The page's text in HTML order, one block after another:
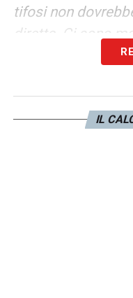
tifosi non
diretta. Ci sono
allo stesso tempo
tutte quelle voci
caos. Abbiamo
IL